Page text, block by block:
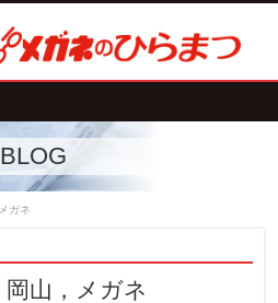
BLOG
ガネ
山，メガネ